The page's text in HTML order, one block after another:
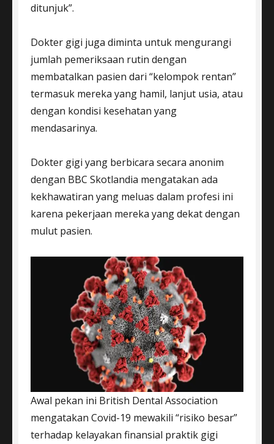
ditunjuk”.
Dokter gigi juga diminta untuk mengurangi
jumlah pemeriksaan rutin dengan
membatalkan pasien dari “kelompok rentan”
termasuk mereka yang hamil, lanjut usia, atau
dengan kondisi kesehatan yang
mendasarinya.
Dokter gigi yang berbicara secara anonim
dengan BBC Skotlandia mengatakan ada
kekhawatiran yang meluas dalam profesi ini
karena pekerjaan mereka yang dekat dengan
mulut pasien.
Awal pekan ini British Dental Association
mengatakan Covid-19 mewakili “risiko besar”
terhadap kelayakan finansial praktik gigi